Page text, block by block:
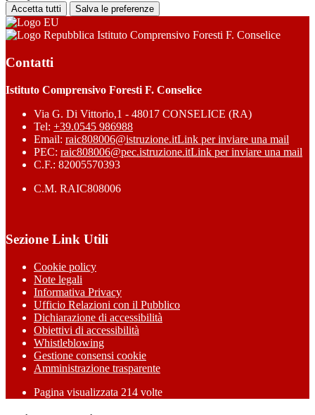
Accetta tutti Salva le preferenze
Istituto Comprensivo Foresti F. Conselice
Contatti
Istituto Comprensivo Foresti F. Conselice
Via G. Di Vittorio,1 - 48017 CONSELICE (RA)
Tel: +39.0545 986988
Email: raic808006@istruzione.itLink per inviare una mail
PEC: raic808006@pec.istruzione.itLink per inviare una mail
C.F.: 82005570393
C.M. RAIC808006
Sezione Link Utili
Cookie policy
Note legali
Informativa Privacy
Ufficio Relazioni con il Pubblico
Dichiarazione di accessibilità
Obiettivi di accessibilità
Whistleblowing
Gestione consensi cookie
Amministrazione trasparente
Pagina visualizzata 214 volte